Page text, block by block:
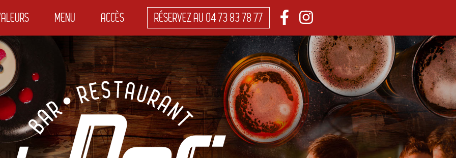
MENU ACCÈS RÉSERVEZ AU 04 73 83 78 77